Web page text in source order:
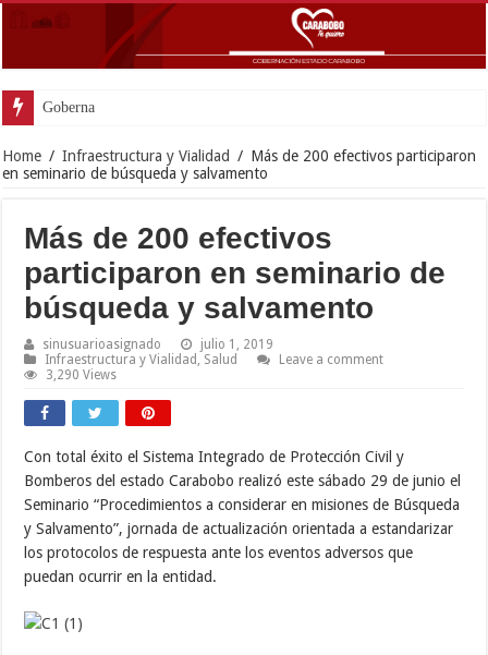
Gobernador Lacava y alcaldesa Riera supervi
Home / Infraestructura y Vialidad / Más de 200 efectivos participaron
en seminario de búsqueda y salvamento
Más de 200 efectivos
participaron en seminario de
búsqueda y salvamento
sinusuarioasignado
julio 1, 2019
Infraestructura y Vialidad
Salud
Leave a comment
3,290 Views
Con total éxito el Sistema Integrado de Protección Civil y
Bomberos del estado Carabobo realizó este sábado 29 de junio el
Seminario “Procedimientos a considerar en misiones de Búsqueda
y Salvamento”, jornada de actualización orientada a estandarizar
los protocolos de respuesta ante los eventos adversos que
puedan ocurrir en la entidad.